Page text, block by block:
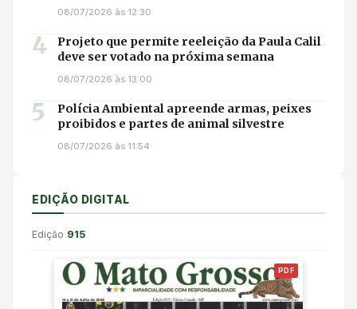
08/07/2026 às 12:30
4
Projeto que permite reeleição da Paula Calil
deve ser votado na próxima semana
08/07/2026 às 13:00
5
Polícia Ambiental apreende armas, peixes
proibidos e partes de animal silvestre
08/07/2026 às 11:54
EDIÇÃO DIGITAL
Edição 915
PDF